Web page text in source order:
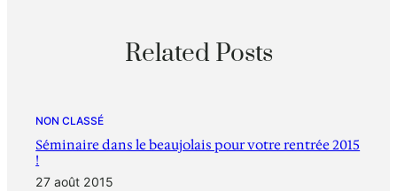
Related Posts
NON CLASSÉ
Séminaire dans le beaujolais pour votre rentrée 2015
!
27 août 2015